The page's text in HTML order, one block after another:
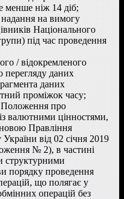
менше ніж 14 діб;
на вимогу
Національного
під час проведення
/ відокремленого
перегляду даних
даних
проміжок часу;
Положення про
валютними цінностями,
Правління
від 02 січня 2019
№ 2), в частині
структурними
порядку проведення
що полягає у
операцій без